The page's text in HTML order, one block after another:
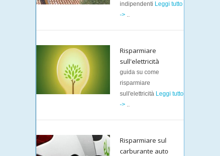
indipendenti Leggi tutto
-> ..
Risparmiare
sull'elettricità
guida su come
risparmiare
sull'elettricità Leggi tutto
-> ..
Risparmiare sul
carburante auto